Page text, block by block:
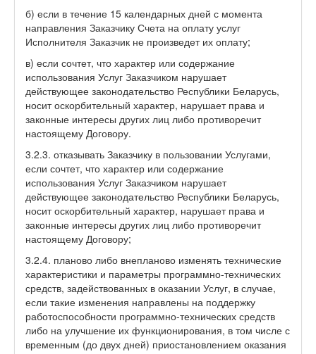
б) если в течение 15 календарных дней с момента
направления Заказчику Счета на оплату услуг
Исполнителя Заказчик не произведет их оплату;
в) если сочтет, что характер или содержание
использования Услуг Заказчиком нарушает
действующее законодательство Республики Беларусь,
носит оскорбительный характер, нарушает права и
законные интересы других лиц либо противоречит
настоящему Договору.
3.2.3. отказывать Заказчику в пользовании Услугами,
если сочтет, что характер или содержание
использования Услуг Заказчиком нарушает
действующее законодательство Республики Беларусь,
носит оскорбительный характер, нарушает права и
законные интересы других лиц либо противоречит
настоящему Договору;
3.2.4. планово либо внепланово изменять технические
характеристики и параметры программно-технических
средств, задействованных в оказании Услуг, в случае,
если такие изменения направлены на поддержку
работоспособности программно-технических средств
либо на улучшение их функционирования, в том числе с
временным (до двух дней) приостановлением оказания